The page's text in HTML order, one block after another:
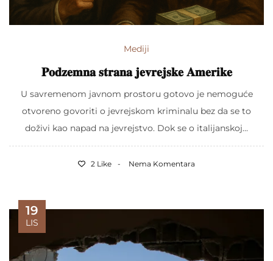
Mediji
𝐏𝐨𝐝𝐳𝐞𝐦𝐧𝐚 𝐬𝐭𝐫𝐚𝐧𝐚 𝐣𝐞𝐯𝐫𝐞𝐣𝐬𝐤𝐞 𝐀𝐦𝐞𝐫𝐢𝐤𝐞
U savremenom javnom prostoru gotovo je nemoguće
otvoreno govoriti o jevrejskom kriminalu bez da se to
doživi kao napad na jevrejstvo. Dok se o italijanskoj...
2 Like Nema Komentara
19
LIS